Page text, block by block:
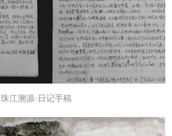
珠江溯源·日记手稿